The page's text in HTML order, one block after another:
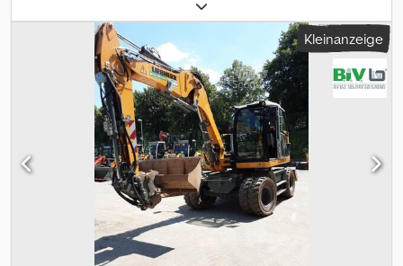
Kundenauftrag zu verkaufen; mit Schnellwechsler Likufix 48 und
1x Tieflöffel; die Bereifung wurde erneuert; Liebherr Bioöl;
Maschine Einsatzbereit = Weitere Informationen = Antrieb: Rad
Leergewicht: 20.000 kg Dksdpfeznbwdex Acmsr Seriennummer:
1003/50394 Lieferbedingungen: EXW Produktionsland: DE
Wenden Sie sich an Uwe Pinkes, um weitere Informationen zu
Kleinanzeige